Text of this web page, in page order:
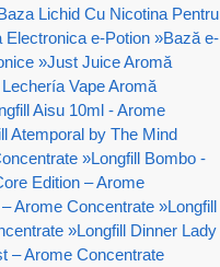
Lichid Cu Nicotina Pentru
Electronica e-Potion »Bază e-
»Just Juice Aromă
Lechería Vape Aromă
Aisu 10ml - Arome
Atemporal by The Mind
»Longfill Bombo -
Edition – Arome
Arome Concentrate »Longfill
»Longfill Dinner Lady
– Arome Concentrate